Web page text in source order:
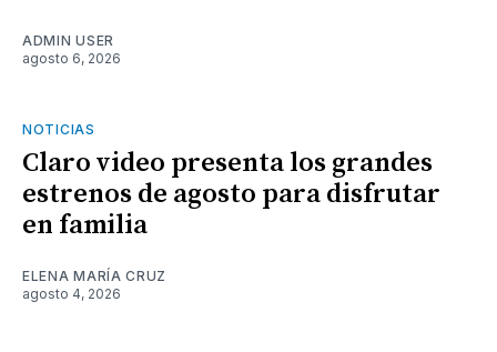
ADMIN USER
agosto 6, 2026
NOTICIAS
Claro video presenta los grandes
estrenos de agosto para disfrutar
en familia
ELENA MARÍA CRUZ
agosto 4, 2026